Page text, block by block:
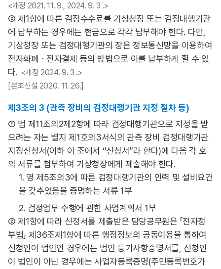
<개정 2021. 11. 9., 2024. 9. 3 .>
② 제1항에 따른 검정수수료를 기상청장 또는 검정대행기관
에 납부하는 경우에는 현금으로 각각 납부해야 한다. 다만,
기상청장 또는 검정대행기관의 장은 정보통신망을 이용하여
전자화폐ㆍ전자결제 등의 방법으로 이를 납부하게 할 수 있
다. <개정 2024. 9. 3 .>
[본조신설 2020. 11. 26.]
제3조의 3 (관측 장비의 검정대행기관 지정 절차 등)
① 법 제11조의2제2항에 따라 검정대행기관으로 지정을 받
으려는 자는 별지 제1호의3서식의 관측 장비 검정대행기관
지정신청서(이하 이 조에서 “신청서”라 한다)에 다음 각 호
의 서류를 첨부하여 기상청장에게 제출해야 한다.
1. 영 제5조의3에 따른 검정대행기관의 인력 및 설비요건
을 갖추었음을 증명하는 서류 1부
2. 검정업무 수행에 관한 사업계획서 1부
② 제1항에 따라 신청서를 제출받은 담당공무원은 「전자정
부법」 제36조제1항에 따른 행정정보의 공동이용을 통하여
신청인이 법인인 경우에는 법인 등기사항증명서를, 신청인
이 법인이 아닌 경우에는 사업자등록증명(주민등록번호가